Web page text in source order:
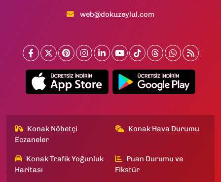
web@dokuzeylul.com
Konak Nöbetçi
Eczaneler
Konak Hava Durumu
Konak Trafik Yoğunluk
Haritası
Puan Durumu ve
Fikstür